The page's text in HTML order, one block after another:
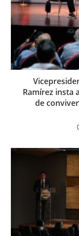
Ramírez insta
de